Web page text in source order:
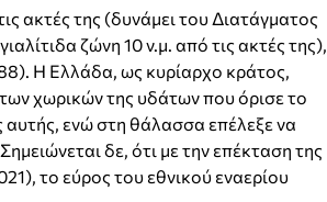
ακτές της (δυνάμει του Διατάγματος
ζώνη 10 ν.μ. από τις ακτές της),
Η Ελλάδα, ως κυρίαρχο κράτος,
χωρικών της υδάτων που όρισε το
ενώ στη θάλασσα επέλεξε να
δε, ότι με την επέκταση της
το εύρος του εθνικού εναερίου